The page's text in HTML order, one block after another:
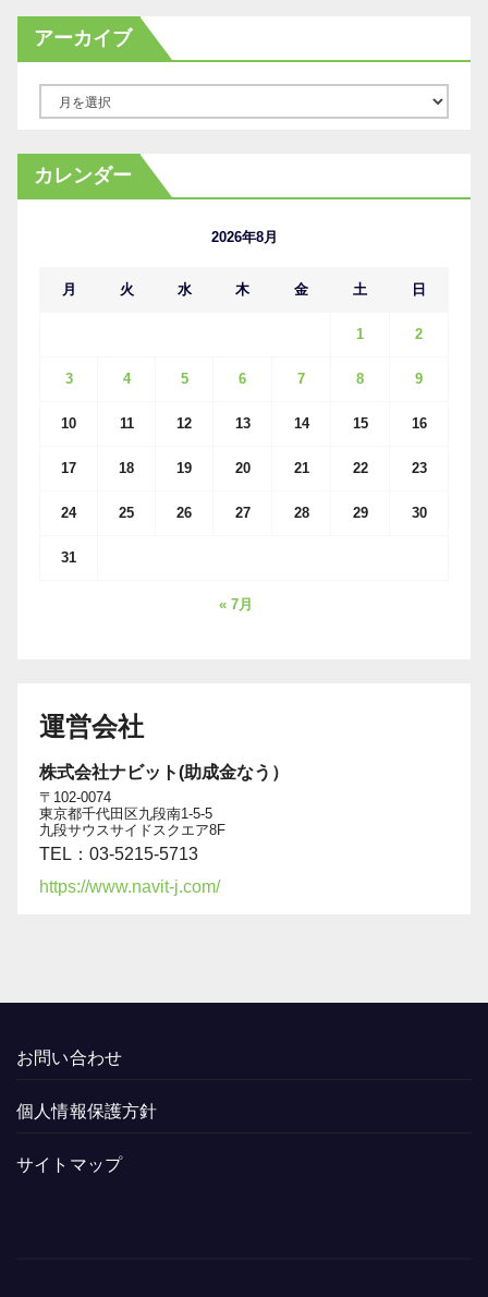
アーカイブ
カ
イ
カレンダー
2026年8月
月 火 水 木 金 土 日
1 2
3 4 5 6 7 8 9
10 11 12 13 14 15 16
17 18 19 20 21 22 23
24 25 26 27 28 29 30
31
« 7月
運営会社
株式会社ナビット(助成金なう）
〒102-0074
東京都千代田区九段南1-5-5
九段サウスサイドスクエア8F
TEL：03-5215-5713
https://www.navit-j.com/
お問い合わせ
個人情報保護方針
サイトマップ